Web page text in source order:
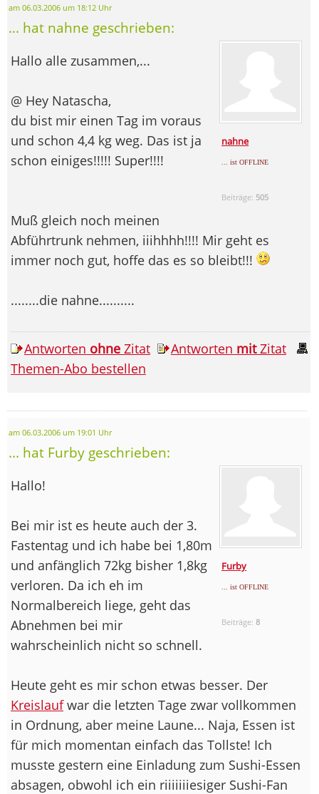
am 06.03.2006 um 18:12 Uhr
... hat nahne geschrieben:
nahne
... ist OFFLINE
Beiträge: 505
Hallo alle zusammen,...
@ Hey Natascha,
du bist mir einen Tag im voraus
und schon 4,4 kg weg. Das ist ja
schon einiges!!!!! Super!!!!
Muß gleich noch meinen
Abführtrunk nehmen, iiihhhh!!!! Mir geht es
immer noch gut, hoffe das es so bleibt!!!
........die nahne..........
Antworten ohne Zitat Antworten mitZitat
Themen-Abo bestellen
am 06.03.2006 um 19:01 Uhr
... hat Furby geschrieben:
Furby
... ist OFFLINE
Beiträge:8
Hallo!
Bei mir ist es heute auch der 3.
Fastentag und ich habe bei 1,80m
und anfänglich 72kg bisher 1,8kg
verloren. Da ich eh im
Normalbereich liege, geht das
Abnehmen bei mir
wahrscheinlich nicht so schnell.
Heute geht es mir schon etwas besser. Der
Kreislaufwar die letzten Tage zwar vollkommen
in Ordnung, aber meine Laune... Naja, Essen ist
für mich momentan einfach das Tollste! Ich
musste gestern eine Einladung zum Sushi-Essen
absagen, obwohl ich ein riiiiiiiesiger Sushi-Fan